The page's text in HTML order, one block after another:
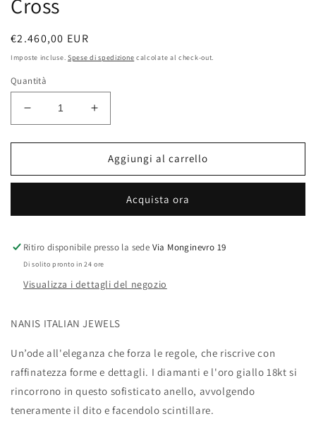
Prezzo
di
€2.460,00 EUR
Imposte incluse. Spese di spedizione calcolate al check-out.
Quantità
Diminuisci
quantità
per
Anello
Cross
Aumenta
quantità
per
NANIS
Anello
Cross
Aggiungi al carrello
Acquista ora
Ritiro disponibile presso la sede Via Monginevro 19
Di solito pronto in 24 ore
Visualizza i dettagli del negozio
NANIS ITALIAN JEWELS
Un’ode all'eleganza che forza le regole, che riscrive con
raffinatezza forme e dettagli. I diamanti e l'oro giallo 18kt si
rincorrono in questo sofisticato anello, avvolgendo
teneramente il dito e facendolo scintillare.